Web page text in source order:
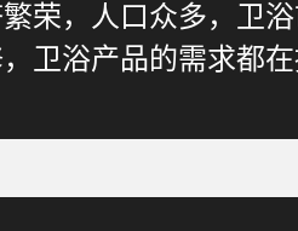
荣，人口众多，卫
卫浴产品的需求都